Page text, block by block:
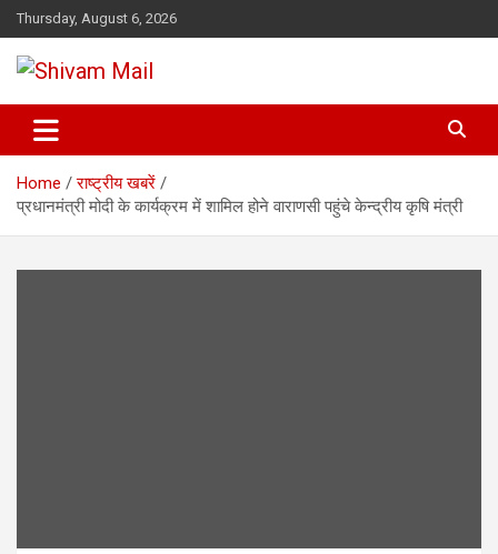
Skip
to
content
Thursday, August 6, 2026
Shivam Mail
Home
राष्ट्रीय खबरें
प्रधानमंत्री मोदी के कार्यक्रम में शामिल होने वाराणसी पहुंचे केन्द्रीय कृषि मंत्री